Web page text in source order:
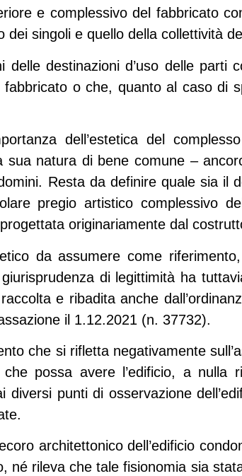
e complessivo del fabbricato
singoli e quello della collettività
destinazioni d’uso delle parti
o che, quanto al caso di
dell’estetica del
natura di bene comune –
Resta da definire quale sia il
pregio artistico complessivo
originariamente dal
da assumere come
di legittimità ha
e ribadita anche
il 1.12.2021 (n. 37732).
che si rifletta negativamente
possa avere l’edificio, a nulla
punti di osservazione
architettonico dell’edificio
né rileva che tale fisionomia sia